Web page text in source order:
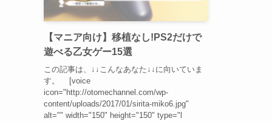
【マニア向け】移植なし!PS2だけで
遊べる乙女ゲー15選
この記事は、↓↓こんなあなた↓↓に向いていま
す。 [voice
icon="http://otomechannel.com/wp-
content/uploads/2017/01/sirita-miko6.jpg"
alt="" width="150" height="150" type="l